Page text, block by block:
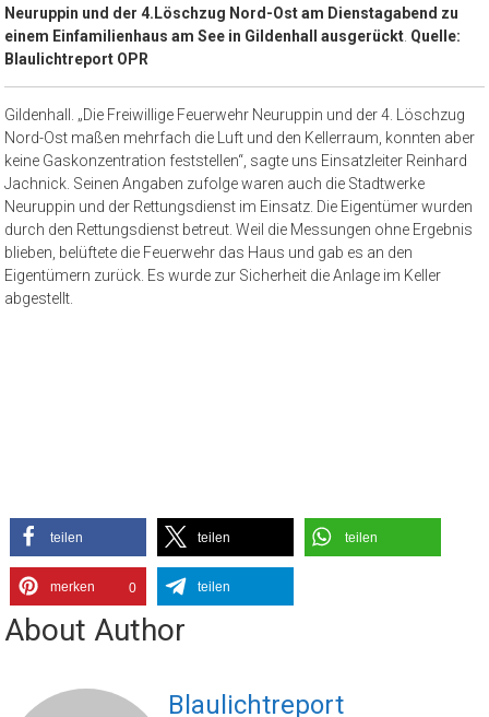
Neuruppin und der 4.Löschzug Nord-Ost am Dienstagabend zu
einem Einfamilienhaus am See in Gildenhall ausgerückt Quelle:
Blaulichtreport OPR
Gildenhall. „Die Freiwillige Feuerwehr Neuruppin und der 4. Löschzug
Nord-Ost maßen mehrfach die Luft und den Kellerraum, konnten aber
keine Gaskonzentration feststellen“, sagte uns Einsatzleiter Reinhard
Jachnick. Seinen Angaben zufolge waren auch die Stadtwerke
Neuruppin und der Rettungsdienst im Einsatz. Die Eigentümer wurden
durch den Rettungsdienst betreut. Weil die Messungen ohne Ergebnis
blieben, belüftete die Feuerwehr das Haus und gab es an den
Eigentümern zurück. Es wurde zur Sicherheit die Anlage im Keller
abgestellt.
teilen teilen teilen
merken 0 teilen
About Author
Blaulichtreport